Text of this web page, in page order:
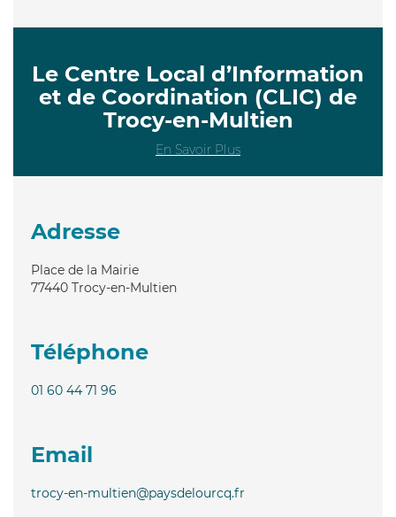
Le Centre Local d’Information
et de Coordination (CLIC) de
Trocy-en-Multien
En Savoir Plus
Adresse
Place de la Mairie
77440 Trocy-en-Multien
Téléphone
01 60 44 71 96
Email
trocy-en-multien@paysdelourcq.fr